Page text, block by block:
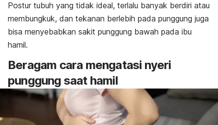
Postur tubuh yang tidak ideal, terlalu banyak berdiri atau
membungkuk, dan tekanan berlebih pada punggung juga
bisa menyebabkan sakit punggung bawah pada ibu
hamil.
Beragam cara mengatasi nyeri
punggung saat hamil